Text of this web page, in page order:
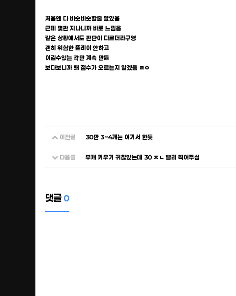
처음엔 다 비슷비슷할줄 알았음
근데 몇판 지나니까 바로 느낌옴
같은 상황에서도 판단이 다르더라구영
괜히 위험한 플레이 안하고
이길수있는 각만 계속 만듦
보다보니까 왜 점수가 오르는지 알겠음 ㄹㅇ
이전글 30만 3~4개는 여기서 한듯
다음글 부캐 키우기 귀찮았는데 30 ㅈㄴ 빨리 찍어주심
댓글 0